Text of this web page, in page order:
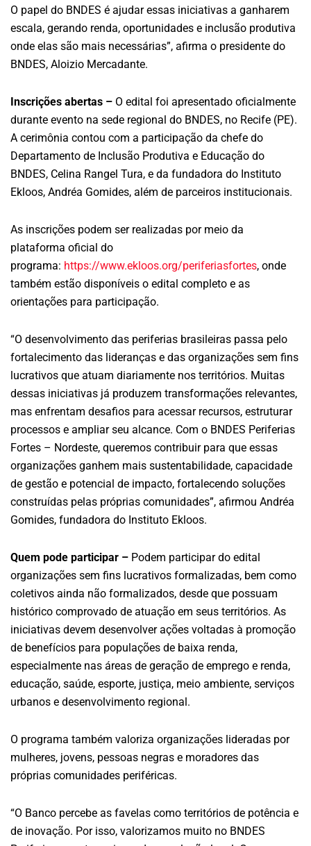
O papel do BNDES é ajudar essas iniciativas a ganharem
escala, gerando renda, oportunidades e inclusão produtiva
onde elas são mais necessárias”, afirma o presidente do
BNDES, Aloizio Mercadante.
Inscrições abertas – O edital foi apresentado oficialmente
durante evento na sede regional do BNDES, no Recife (PE).
A cerimônia contou com a participação da chefe do
Departamento de Inclusão Produtiva e Educação do
BNDES, Celina Rangel Tura, e da fundadora do Instituto
Ekloos, Andréa Gomides, além de parceiros institucionais.
As inscrições podem ser realizadas por meio da
plataforma oficial do
programa: https://www.ekloos.org/periferiasfortes, onde
também estão disponíveis o edital completo e as
orientações para participação.
“O desenvolvimento das periferias brasileiras passa pelo
fortalecimento das lideranças e das organizações sem fins
lucrativos que atuam diariamente nos territórios. Muitas
dessas iniciativas já produzem transformações relevantes,
mas enfrentam desafios para acessar recursos, estruturar
processos e ampliar seu alcance. Com o BNDES Periferias
Fortes – Nordeste, queremos contribuir para que essas
organizações ganhem mais sustentabilidade, capacidade
de gestão e potencial de impacto, fortalecendo soluções
construídas pelas próprias comunidades”, afirmou Andréa
Gomides, fundadora do Instituto Ekloos.
Quem pode participar – Podem participar do edital
organizações sem fins lucrativos formalizadas, bem como
coletivos ainda não formalizados, desde que possuam
histórico comprovado de atuação em seus territórios. As
iniciativas devem desenvolver ações voltadas à promoção
de benefícios para populações de baixa renda,
especialmente nas áreas de geração de emprego e renda,
educação, saúde, esporte, justiça, meio ambiente, serviços
urbanos e desenvolvimento regional.
O programa também valoriza organizações lideradas por
mulheres, jovens, pessoas negras e moradores das
próprias comunidades periféricas.
“O Banco percebe as favelas como territórios de potência e
de inovação. Por isso, valorizamos muito no BNDES